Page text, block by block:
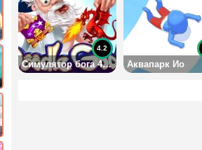
Симулятор бога 4: на русском
4.2
Аквапарк Ио